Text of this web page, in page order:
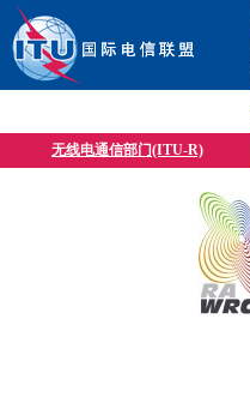
无线电通信部门(ITU-R)